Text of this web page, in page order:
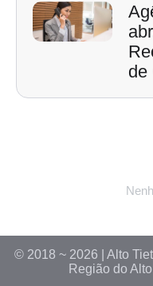
de
© 2018 ~ 2026 | Alto
Região do